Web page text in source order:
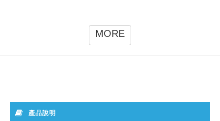
MORE
產品說明